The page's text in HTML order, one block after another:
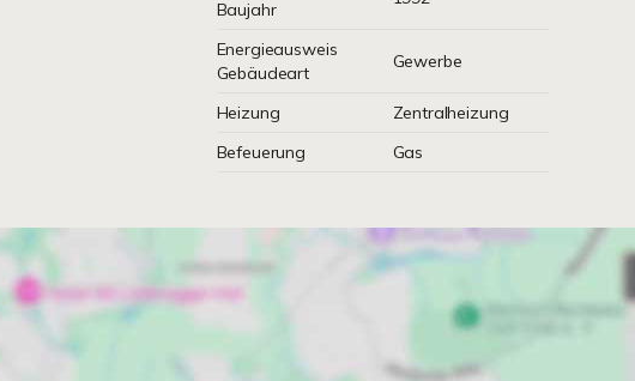
Baujahr
Energieausweis
Gebäudeart
Gewerbe
Heizung
Zentralheizung
Befeuerung
Gas